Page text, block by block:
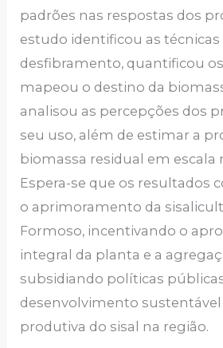
padrões nas respostas dos
estudo identificou as técnicas
desfibramento, quantificou
mapeou o destino da
analisou as percepções dos
seu uso, além de estimar a
biomassa residual em escala
Espera-se que os resultados
o aprimoramento da
Formoso, incentivando o
integral da planta e a
subsidiando políticas
desenvolvimento sustentável
produtiva do sisal na região.